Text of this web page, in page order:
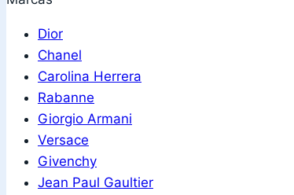
Dior
Chanel
Carolina Herrera
Rabanne
Giorgio Armani
Versace
Givenchy
Jean Paul Gaultier